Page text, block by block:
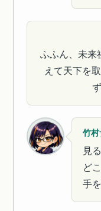
ふふん、未来
えて天下を
竹
見
ど
手